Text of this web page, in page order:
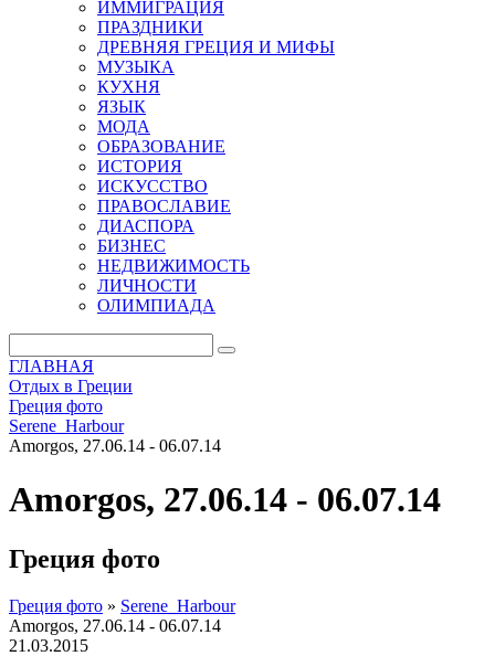
ИММИГРАЦИЯ
ПРАЗДНИКИ
ДРЕВНЯЯ ГРЕЦИЯ И МИФЫ
МУЗЫКА
КУХНЯ
ЯЗЫК
МОДА
ОБРАЗОВАНИЕ
ИСТОРИЯ
ИСКУССТВО
ПРАВОСЛАВИЕ
ДИАСПОРА
БИЗНЕС
НЕДВИЖИМОСТЬ
ЛИЧНОСТИ
ОЛИМПИАДА
ГЛАВНАЯ
Отдых в Греции
Греция фото
Serene_Harbour
Amorgos, 27.06.14 - 06.07.14
Amorgos, 27.06.14 - 06.07.14
Греция фото
Греция фото » Serene_Harbour
Amorgos, 27.06.14 - 06.07.14
21.03.2015